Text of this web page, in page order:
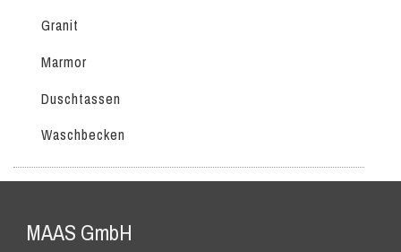
Granit
Marmor
Duschtassen
Waschbecken
MAAS GmbH